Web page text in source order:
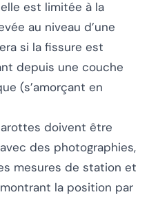
est limitée à la
au niveau d’une
si la fissure est
depuis une couche
(s’amorçant en
doivent être
avec des photographies,
mesures de station et
la position par